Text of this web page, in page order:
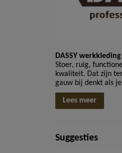
DASSY werkkleding
Stoer, ruig,
kwaliteit. Dat zijn
gauw bij denkt als
Lees meer
Suggesties